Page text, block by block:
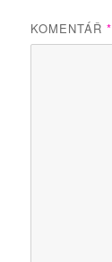
KOMENTÁŘ*